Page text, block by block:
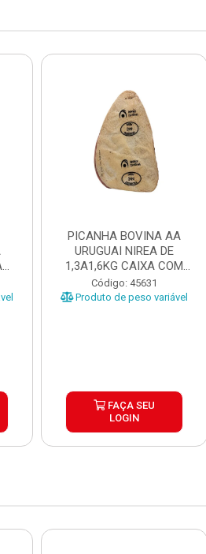
PICANHA BOVINA AA
URUGUAI NIREA DE
1,3A1,6KG CAIXA COM
±15KG
Código: 45631
Produto de peso variável
FAÇA SEU
LOGIN